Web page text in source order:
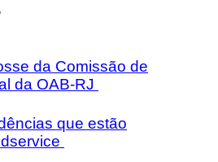
da Comissão de
da OAB-RJ
que estão